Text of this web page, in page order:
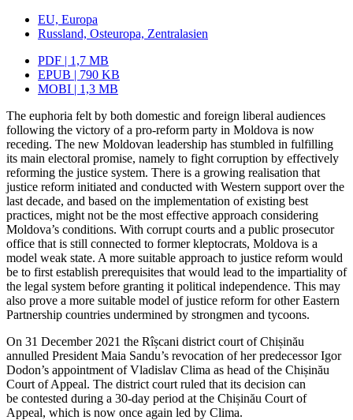
EU, Europa
Russland, Osteuropa, Zentralasien
PDF | 1,7 MB
EPUB | 790 KB
MOBI | 1,3 MB
The euphoria felt by both domestic and foreign liberal audiences
following the vic­tory of a pro-reform party in Moldova is now
receding. The new Moldovan leadership has stumbled in fulfilling
its main electoral promise, namely to fight corruption by effectively
reforming the justice system. There is a growing realisation that
justice reform initiated and conducted with Western support over the
last decade, and based on the implementation of existing best
practices, might not be the most effec­tive approach considering
Moldova’s conditions. With corrupt courts and a public pros­ecutor
office that is still connected to former kleptocrats, Moldova is a
model weak state. A more suitable approach to justice reform would
be to first establish pre­requisites that would lead to the impartiality of
the legal system before granting it politi­cal independence. This may
also prove a more suitable model of justice reform for other Eastern
Partnership countries undermined by strongmen and tycoons.
On 31 December 2021 the Rîșcani district court of Chișinău
annulled President Maia Sandu’s revocation of her predecessor Igor
Dodon’s appointment of Vladislav Clima as head of the Chișinău
Court of Appeal. The district court ruled that its decision can
be contested during a 30-day period at the Chișinău Court of
Appeal, which is now once again led by Clima.